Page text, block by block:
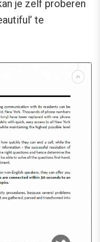
je zelf proberen
te